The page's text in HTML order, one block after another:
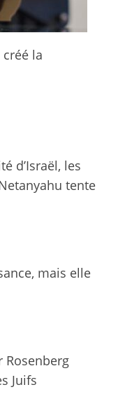
la
d’Israël, les
tente
mais elle
Rosenberg
Juifs